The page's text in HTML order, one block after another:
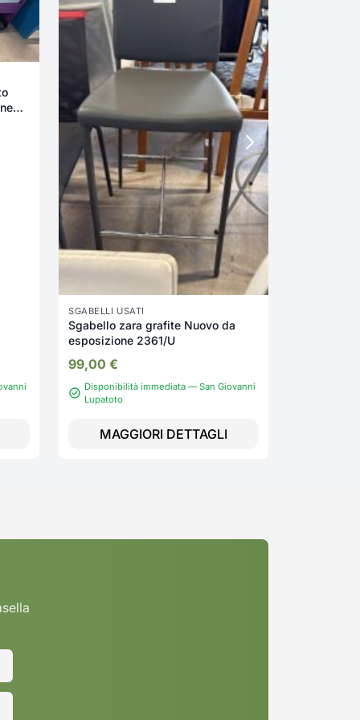
SGABELLI USATI
Sgabello zara grafite Nuovo da
esposizione 2361/U
99,00 €
Disponibilità immediata — San Giovanni
Lupatoto
MAGGIORI DETTAGLI